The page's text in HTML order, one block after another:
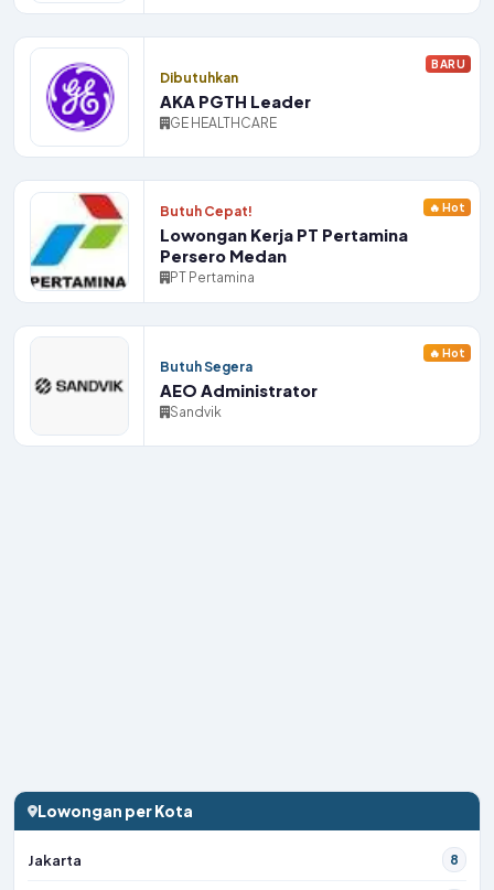
Dibutuhkan
AKA PGTH Leader
GE HEALTHCARE
BARU
Butuh Cepat!
Lowongan Kerja PT Pertamina
Persero Medan
PT Pertamina
🔥 Hot
Butuh Segera
AEO Administrator
Sandvik
🔥 Hot
Lowongan per Kota
Jakarta 8